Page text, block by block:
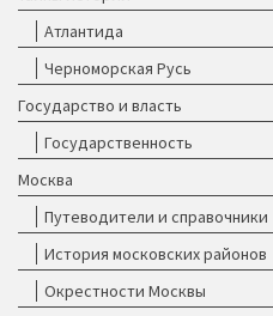
Атлантида
Черноморская Русь
Государство и власть
Государственность
Москва
Путеводители и справочники
История московских районов
Окрестности Москвы